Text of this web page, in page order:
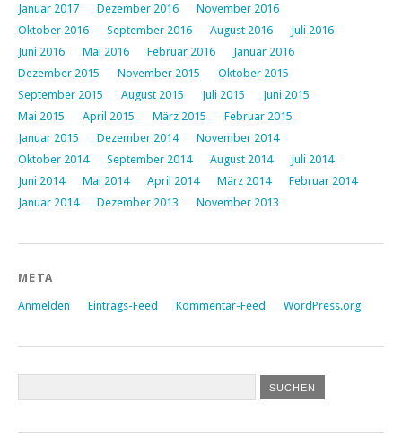
Januar 2017
Dezember 2016
November 2016
Oktober 2016
September 2016 August 2016
Juli 2016
Juni 2016
Mai 2016 Februar 2016
Januar 2016
Dezember 2015
November 2015
Oktober 2015
September 2015
August 2015 Juli 2015
Juni 2015
Mai 2015
April 2015 März 2015
Februar 2015
Januar 2015
Dezember 2014
November 2014
Oktober 2014
September 2014 August 2014
Juli 2014
Juni 2014
Mai 2014 April 2014 März 2014
Februar 2014
Januar 2014
Dezember 2013 November 2013
META
Anmelden Eintrags-Feed Kommentar-Feed WordPress.org